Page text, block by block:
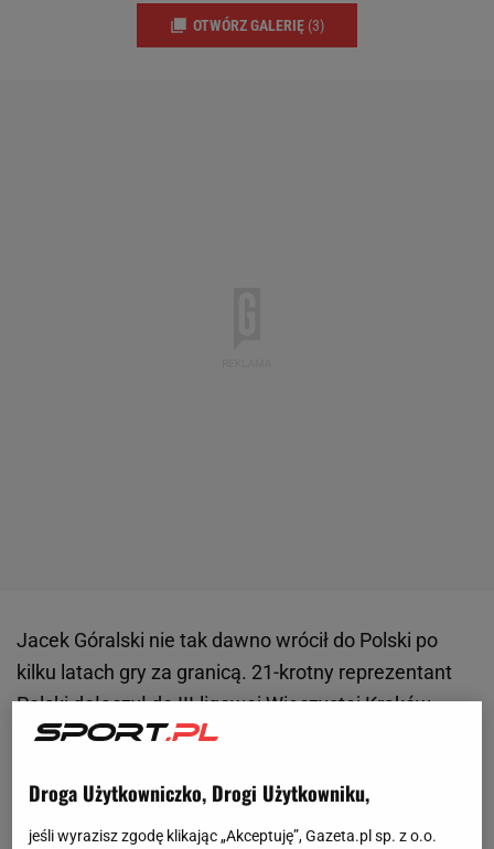
OTWÓRZ GALERIĘ (3)
Jacek Góralski nie tak dawno wrócił do Polski po
kilku latach gry za granicą. 21-krotny reprezentant
Polski dołączył do III-ligowej Wieczystej Kraków,
zadebiutował tam w sobotnim
asystował przy jednej z bramek.
Droga Użytkowniczko, Drogi Użytkowniku,
jeśli wyrazisz zgodę klikając „Akceptuję”, Gazeta.pl sp. z o.o.